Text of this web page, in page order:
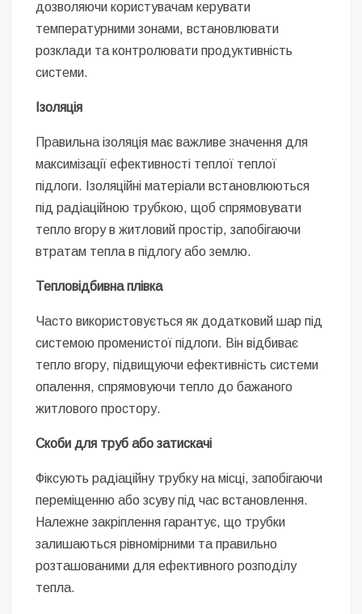
дозволяючи користувачам керувати
температурними зонами, встановлювати
розклади та контролювати продуктивність
системи.
Ізоляція
Правильна ізоляція має важливе значення для
максимізації ефективності теплої теплої
підлоги. Ізоляційні матеріали встановлюються
під радіаційною трубкою, щоб спрямовувати
тепло вгору в житловий простір, запобігаючи
втратам тепла в підлогу або землю.
Тепловідбивна плівка
Часто використовується як додатковий шар під
системою променистої підлоги. Він відбиває
тепло вгору, підвищуючи ефективність системи
опалення, спрямовуючи тепло до бажаного
житлового простору.
Скоби для труб або затискачі
Фіксують радіаційну трубку на місці, запобігаючи
переміщенню або зсуву під час встановлення.
Належне закріплення гарантує, що трубки
залишаються рівномірними та правильно
розташованими для ефективного розподілу
тепла.